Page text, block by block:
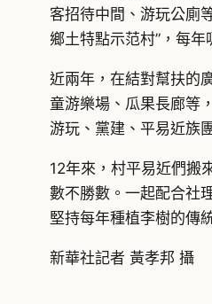
客招待中間、游玩公廁
鄉土特點示范村”，每
近兩年，在結對幫扶的
童游樂場、瓜果長廊等
游玩、黨建、平易近族
12年來，村平易近們搬
數不勝數。一起配合社
堅持每年種植李樹的傳
新華社記者 黃孝邦 攝